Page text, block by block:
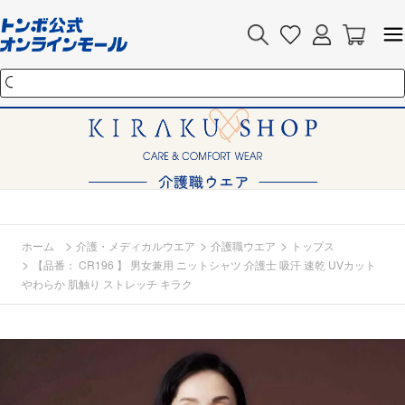
ホーム > 介護・メディカルウエア > 介護職ウエア > トップス
>
【品番： CR196 】 男女兼用 ニットシャツ 介護士 吸汗 速乾 UVカット
やわらか 肌触り ストレッチ キラク